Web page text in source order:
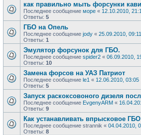
как правильно мыть форсунки
Последнее сообщение море « 12.10.2010,
Ответы: 5
ГБО на Опель
Последнее сообщение jody « 25.09.2010, 09:11
Ответы: 1
Эмулятор форсунок для ГБО.
Последнее сообщение spider2 « 06.09.2010,
Ответы: 10
Замена форсов на УАЗ Патриот
Последнее сообщение le1 « 12.06.2010, 03:05
Ответы: 5
Запуск раскоксовоного дизеля
Последнее сообщение EvgenyARM «
Ответы: 9
Как устанавливать впрысковое ГБО
Последнее сообщение strannik « 04.04.2010,
Ответы: 8